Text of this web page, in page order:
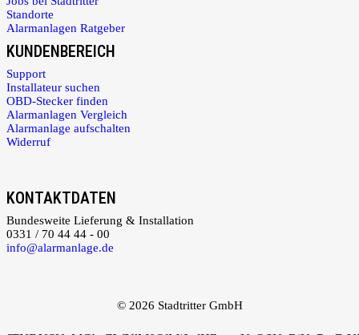
Standorte
Alarmanlagen Ratgeber
KUNDENBEREICH
Support
Installateur suchen
OBD-Stecker finden
Alarmanlagen Vergleich
Alarmanlage aufschalten
Widerruf
KONTAKTDATEN
Bundesweite Lieferung & Installation
0331 / 70 44 44 - 00
info@alarmanlage.de
© 2026 Stadtritter GmbH